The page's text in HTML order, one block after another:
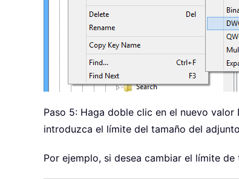
Paso 5: Haga doble clic en el nuevo
introduzca el límite del tamaño del
Por ejemplo, si desea cambiar el límite